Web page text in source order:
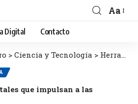
Aa
Digital Contacto
> Ciencia y Tecnología > Herramientas digitales que impulsan a las agencias de viajes
que impulsan a las